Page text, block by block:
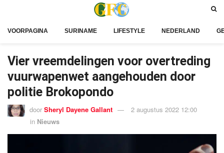
VOORPAGINA SURINAME LIFESTYLE NEDERLAND
Vier vreemdelingen voor overtreding
vuurwapenwet aangehouden door
politie Brokopondo
door Sheryl Dayene Gallant
2 augustus 2022 12:00
in Nieuws